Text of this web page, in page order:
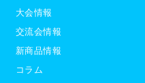
大会情報
交流会情報
新商品情報
コラム